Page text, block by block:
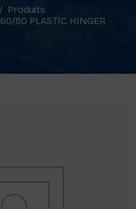
Produits
80 PLASTIC HINGER